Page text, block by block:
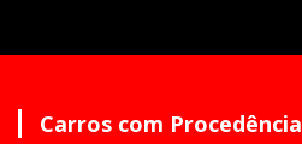
Carros com Procedência